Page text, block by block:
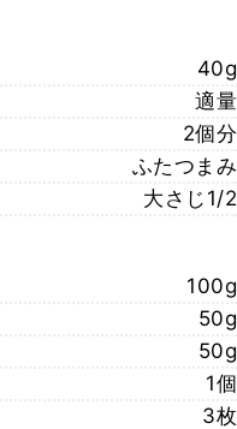
40g
適量
2個分
ふたつまみ
大さじ1/2
100g
50g
50g
1個
3枚